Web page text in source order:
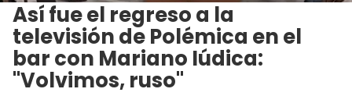
Así fue el regreso a la
televisión de Polémica en el
bar con Mariano Iúdica:
"Volvimos, ruso"